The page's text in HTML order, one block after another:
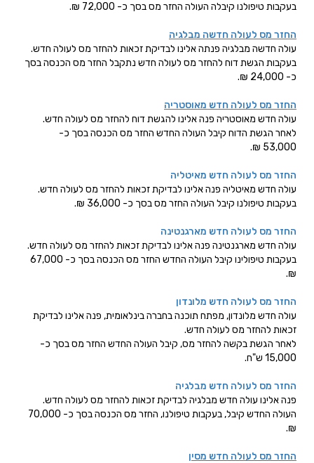
בעקבות טיפולנו קיבלה העולה החזר מס בסך כ- 72,000 ₪.
החזר מס לעולה חדשה מבלגיה
עולה חדשה מבלגיה פנתה אלינו לבדיקת זכאות להחזר מס לעולה חדש.
בעקבות הגשת דוח להחזר מס לעולה חדש נתקבל החזר מס הכנסה בסך
כ- 24,000 ₪.
החזר מס לעולה חדש מאוסטריה
עולה חדש מאוסטריה פנה אלינו להגשת דוח להחזר מס לעולה חדש.
לאחר הגשת הדוח קיבל העולה החדש החזר מס הכנסה בסך כ-
53,000 ₪.
החזר מס לעולה חדש מאיטליה
עולה חדש מאיטליה פנה אלינו לבדיקת זכאות להחזר מס לעולה חדש.
בעקבות טיפולנו קיבל העולה החזר מס בסך כ- 36,000 ₪.
החזר מס לעולה חדש מארגנטינה
עולה חדש מארגנטינה פנה אלינו לבדיקת זכאות להחזר מס לעולה חדש.
בעקבות טיפולינו קיבל העולה החדש החזר מס הכנסה בסך כ- 67,000
₪.
החזר מס לעולה חדש מלונדון
עולה חדש מלונדון, מפתח תוכנה בחברה בינלאומית, פנה אלינו לבדיקת
זכאות להחזר מס לעולה חדש.
לאחר הגשת בקשה להחזר מס, קיבל העולה החדש החזר מס בסך כ-
15,000 ש"ח.
החזר מס לעולה חדש מבלגיה
פנה אלינו עולה חדש מבלגיה לבדיקת זכאות להחזר מס לעולה חדש.
העולה החדש קיבל, בעקבות טיפולנו, החזר מס הכנסה בסך כ- 70,000
₪.
החזר מס לעולה חדש מסין